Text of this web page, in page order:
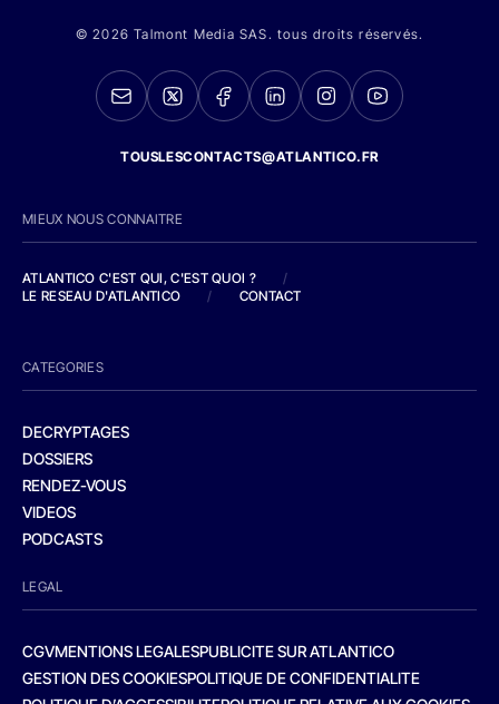
© 2026 Talmont Media SAS. tous droits réservés.
TOUSLESCONTACTS@ATLANTICO.FR
MIEUX NOUS CONNAITRE
ATLANTICO C'EST QUI, C'EST QUOI ?
/
LE RESEAU D'ATLANTICO
/ CONTACT
CATEGORIES
DECRYPTAGES
DOSSIERS
RENDEZ-VOUS
VIDEOS
PODCASTS
LEGAL
CGVMENTIONS LEGALESPUBLICITE SUR ATLANTICO
GESTION DES COOKIESPOLITIQUE DE CONFIDENTIALITE